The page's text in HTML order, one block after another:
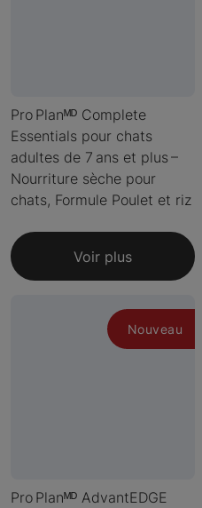
Pro Planᴹᴰ Complete
Essentials pour chats
adultes de 7 ans et plus –
Nourriture sèche pour
chats, Formule Poulet et riz
Voir plus
Nouveau
Pro Planᴹᴰ AdvantEDGE